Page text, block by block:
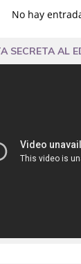
No hay
SECRETA AL